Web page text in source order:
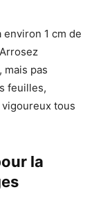
1 cm de
pas
feuilles,
tous
la